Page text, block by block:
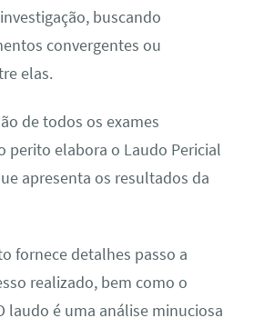
buscando
convergentes ou
elas.
de todos os exames
perito elabora o Laudo Pericial
apresenta os resultados da
fornece detalhes passo a
realizado, bem como o
laudo é uma análise minuciosa